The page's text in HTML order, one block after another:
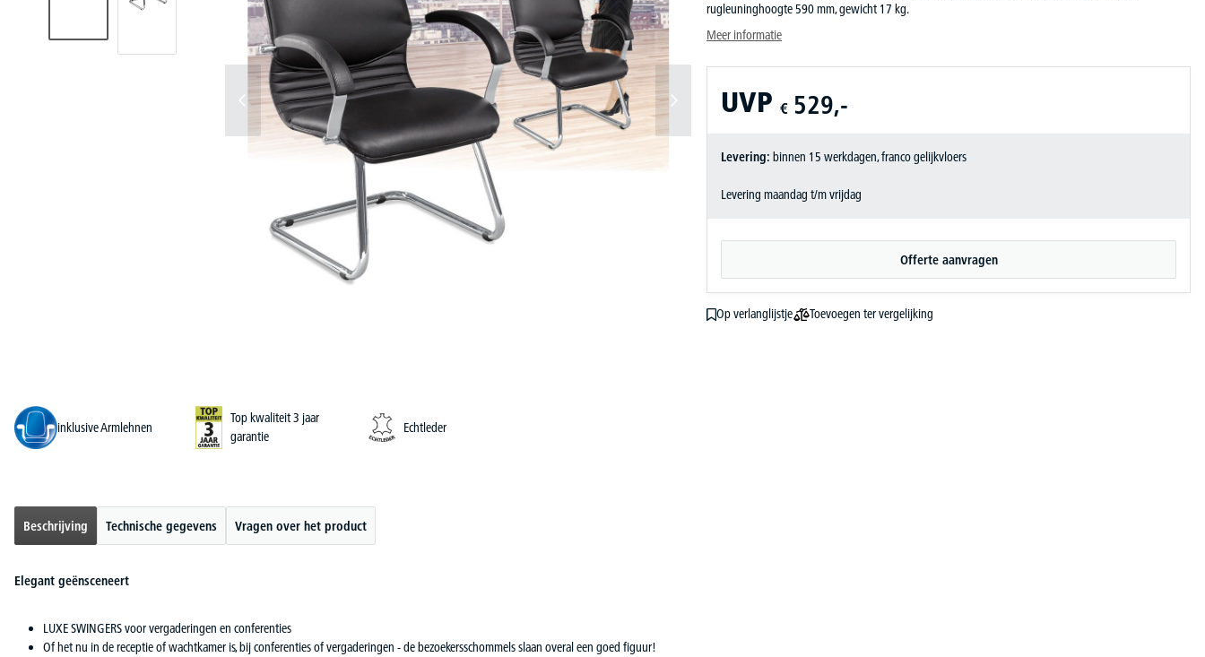
rugleuninghoogte 590 mm, gewicht 17 kg.
Meer informatie
UVP € 529,-
Levering: binnen 15 werkdagen, franco gelijkvloers
Levering maandag t/m vrijdag
Offerte aanvragen
Op verlanglijstje Toevoegen ter vergelijking
inklusive Armlehnen
Top kwaliteit 3 jaar
garantie
Echtleder
Beschrijving Technische gegevens Vragen over het product
Elegant geënsceneert
LUXE SWINGERS voor vergaderingen en conferenties
Of het nu in de receptie of wachtkamer is, bij conferenties of vergaderingen - de bezoekersschommels slaan overal een goed figuur!